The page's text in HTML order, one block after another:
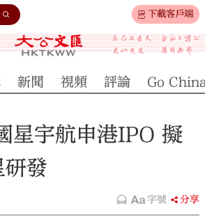
下載客戶端
新聞 視頻 評論 Go
星宇航申港IPO 擬
發
字號 分享